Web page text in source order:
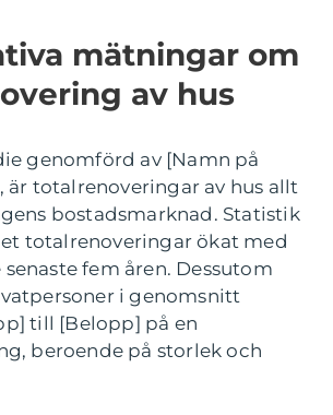
mätningar om
av hus
genomförd av [Namn på
är totalrenoveringar av hus allt
bostadsmarknad. Statistik
totalrenoveringar ökat med
senaste fem åren. Dessutom
i genomsnitt
till [Belopp] på en
beroende på storlek och